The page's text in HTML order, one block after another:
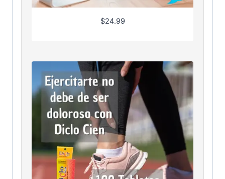
$24.99